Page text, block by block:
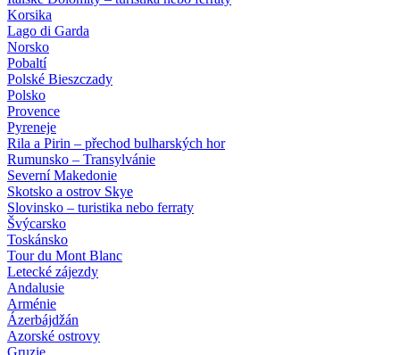
Korsika
Lago di Garda
Norsko
Pobaltí
Polské Bieszczady
Polsko
Provence
Pyreneje
Rila a Pirin – přechod bulharských hor
Rumunsko – Transylvánie
Severní Makedonie
Skotsko a ostrov Skye
Slovinsko – turistika nebo ferraty
Švýcarsko
Toskánsko
Tour du Mont Blanc
Letecké zájezdy
Andalusie
Arménie
Ázerbájdžán
Azorské ostrovy
Gruzie